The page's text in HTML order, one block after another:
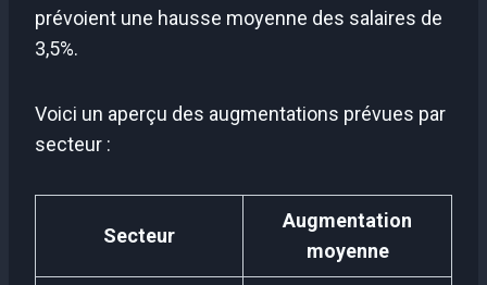
prévoient une hausse moyenne des salaires de
3,5%.
Voici un aperçu des augmentations prévues par
secteur :
Secteur
Augmentation
moyenne